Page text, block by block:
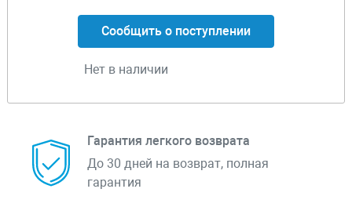
Сообщить о поступлении
Нет в наличии
Гарантия легкого возврата
До 30 дней на возврат, полная
гарантия